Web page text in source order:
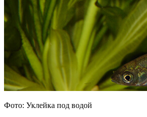
Фото: Уклейка под водой